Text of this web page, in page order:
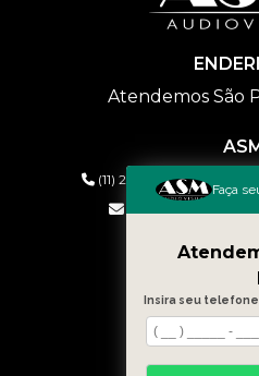
Atendemos São
ASM
(11) 2626-2019 (11)
QUEM
Faça
Insira seu telefone